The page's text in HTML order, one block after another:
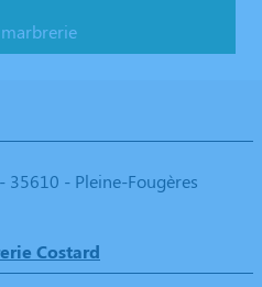
35610 - Pleine-Fougères
Costard